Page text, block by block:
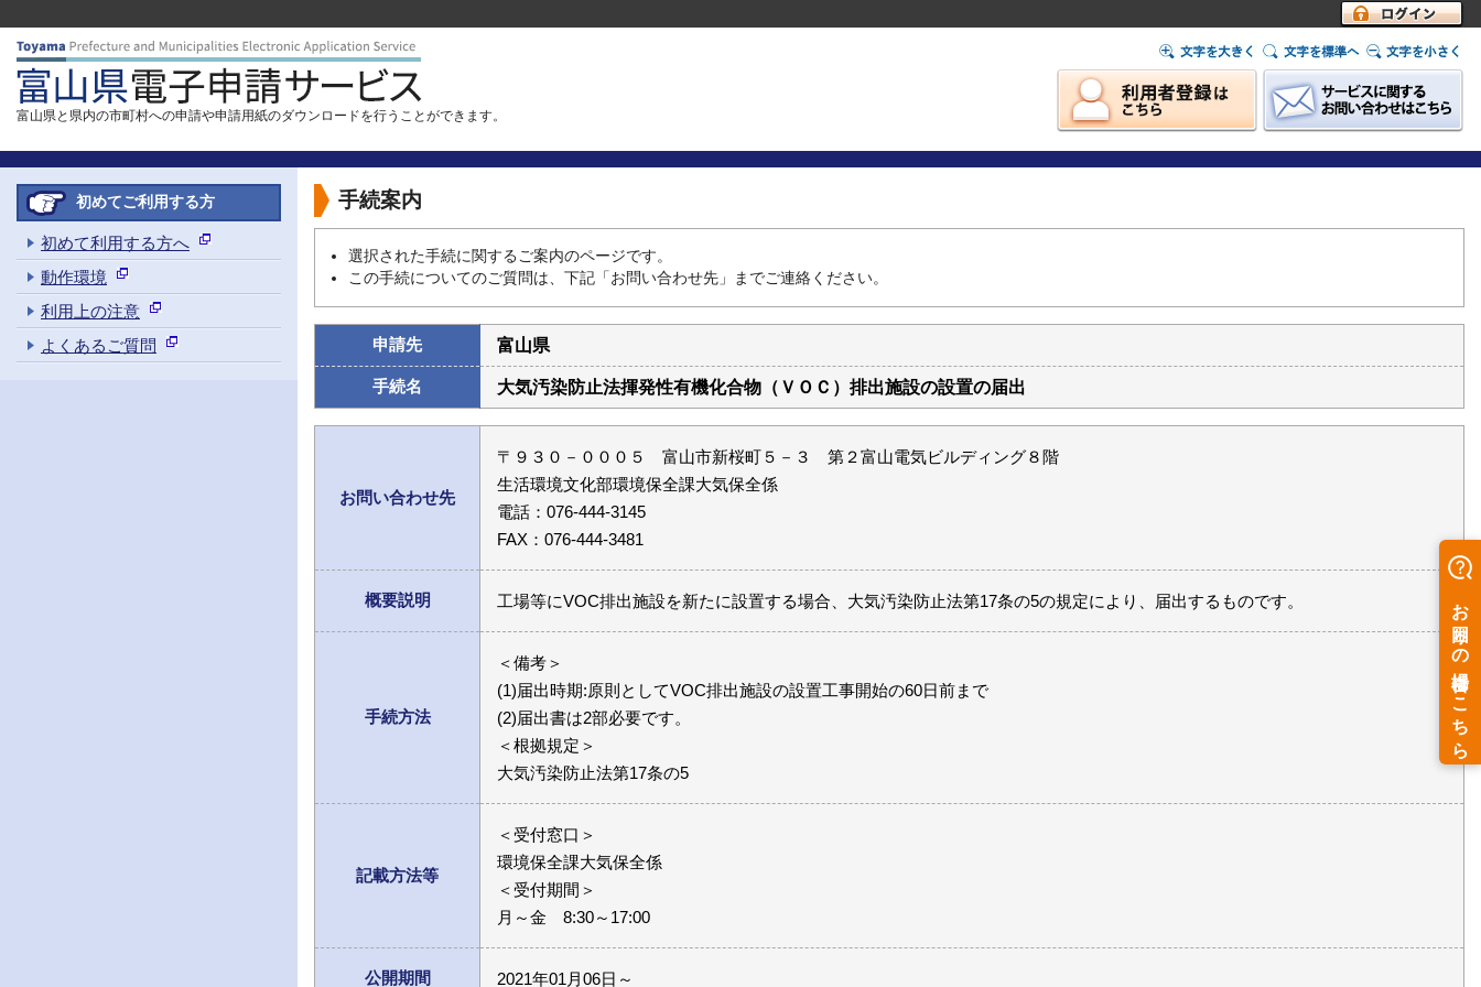
富山県と県内の市町村への申請や申請用紙のダウンロードを行うことができます。
ログイン
初めてご利用する方
初めて利用する方へ
動作環境
利用上の注意
よくあるご質問
手続案内
選択された手続に関するご案内のページです。
この手続についてのご質問は、下記「お問い合わせ先」までご連絡ください。
申請先 富山県
手続名 大気汚染防止法揮発性有機化合物（ＶＯＣ）排出施設の設置の届出
お問い合わせ先
〒９３０－０００５ 富山市新桜町５－３ 第２富山電気ビルディング８階
生活環境文化部環境保全課大気保全係
電話：076-444-3145
FAX：076-444-3481
概要説明 工場等にVOC排出施設を新たに設置する場合、大気汚染防止法第17条の5の規定により、届出するものです。
手続方法
＜備考＞
(1)届出時期:原則としてVOC排出施設の設置工事開始の60日前まで
(2)届出書は2部必要です。
＜根拠規定＞
大気汚染防止法第17条の5
記載方法等
＜受付窓口＞
環境保全課大気保全係
＜受付期間＞
月～金 8:30～17:00
公開期間 2021年01月06日～